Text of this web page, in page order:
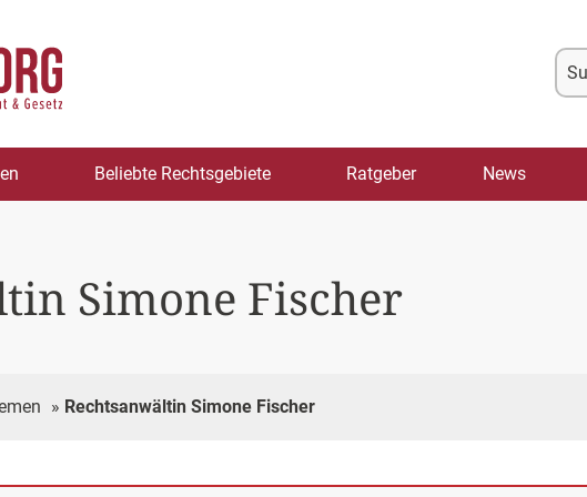
Beliebte Rechtsgebiete Ratgeber News
Simone Fischer
» Rechtsanwältin Simone Fischer